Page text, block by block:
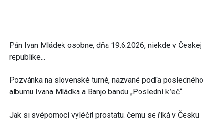
Pán Ivan Mládek osobne, dňa 19.6.2026, niekde v Českej
republike...
Pozvánka na slovenské turné, nazvané podľa posledného
albumu Ivana Mládka a Banjo bandu „Poslední křeč“.
Jak si svépomocí vyléčit prostatu, čemu se říká v Česku